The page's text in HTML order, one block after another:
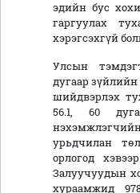
эдийн бус
гаргуулах
хэрэгсэхгүй
Улсын
дугаар
шийдвэрлэх
56.1, 60
урьдчилан
орлогод
Залуучуудын
хураамжид